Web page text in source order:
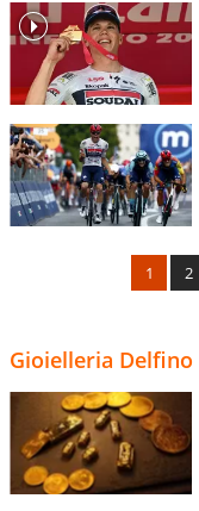
1 2
Gioielleria Delfino